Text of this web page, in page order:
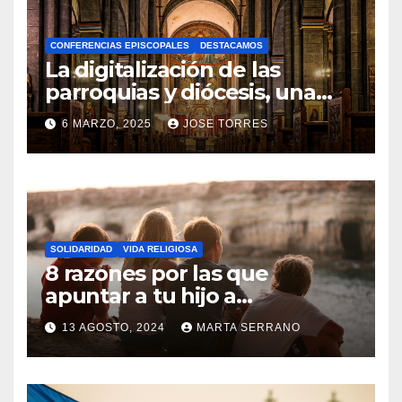
A
Y
C
O
M
N
T
A
R
I
O
S
CONFERENCIAS EPISCOPALES DESTACAMOS
La digitalización de las
parroquias y diócesis, una
realidad ya para el futuro de
la Iglesia
6 MARZO, 2025 JOSE TORRES
N
O
H
A
Y
SOLIDARIDAD VIDA RELIGIOSA
8 razones por las que
apuntar a tu hijo a
Catequesis
13 AGOSTO, 2024 MARTA SERRANO
N
O